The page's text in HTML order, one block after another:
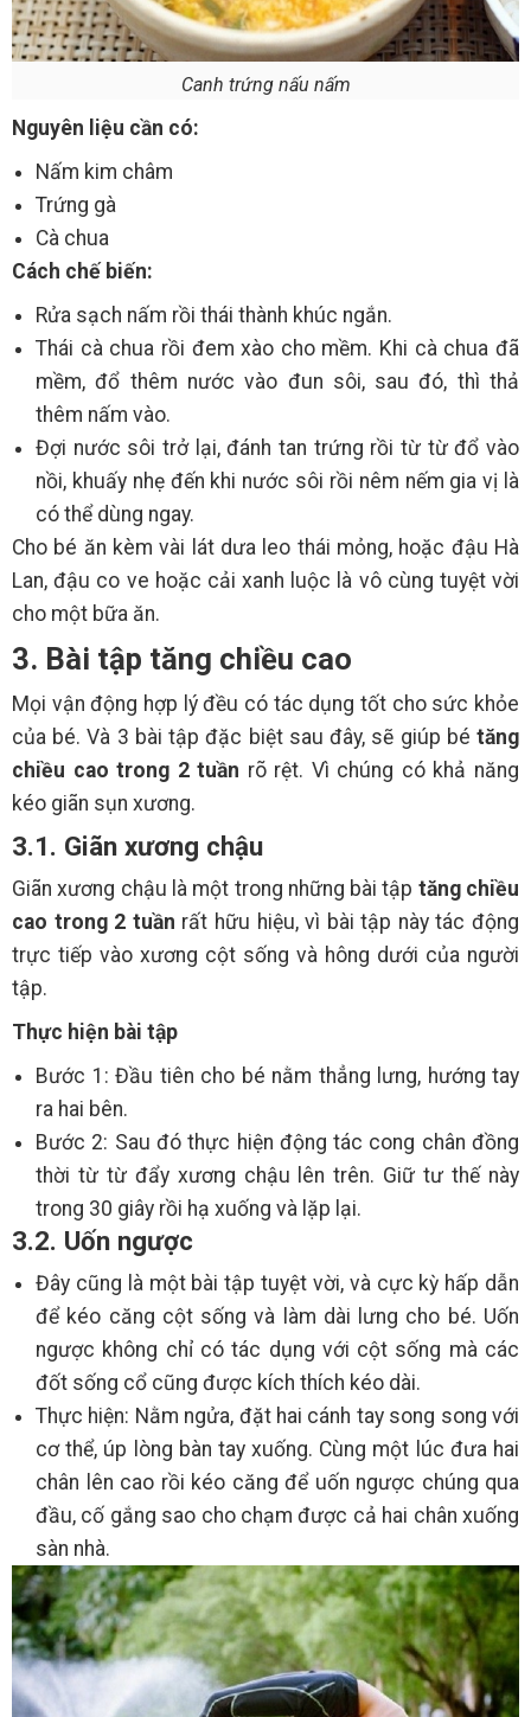
Canh trứng nấu nấm
Nguyên liệu cần có:
Nấm kim châm
Trứng gà
Cà chua
Cách chế biến:
Rửa sạch nấm rồi thái thành khúc ngắn.
Thái cà chua rồi đem xào cho mềm. Khi cà chua đã
mềm, đổ thêm nước vào đun sôi, sau đó, thì thả
thêm nấm vào.
Đợi nước sôi trở lại, đánh tan trứng rồi từ từ đổ vào
nồi, khuấy nhẹ đến khi nước sôi rồi nêm nếm gia vị là
có thể dùng ngay.
Cho bé ăn kèm vài lát dưa leo thái mỏng, hoặc đậu Hà
Lan, đậu co ve hoặc cải xanh luộc là vô cùng tuyệt vời
cho một bữa ăn.
3. Bài tập tăng chiều cao
Mọi vận động hợp lý đều có tác dụng tốt cho sức khỏe
của bé. Và 3 bài tập đặc biệt sau đây, sẽ giúp bé tăng
chiều cao trong 2 tuần rõ rệt. Vì chúng có khả năng
kéo giãn sụn xương.
3.1. Giãn xương chậu
Giãn xương chậu là một trong những bài tập tăng chiều
cao trong 2 tuần rất hữu hiệu, vì bài tập này tác động
trực tiếp vào xương cột sống và hông dưới của người
tập.
Thực hiện bài tập
Bước 1: Đầu tiên cho bé nằm thẳng lưng, hướng tay
ra hai bên.
Bước 2: Sau đó thực hiện động tác cong chân đồng
thời từ từ đẩy xương chậu lên trên. Giữ tư thế này
trong 30 giây rồi hạ xuống và lặp lại.
3.2. Uốn ngược
Đây cũng là một bài tập tuyệt vời, và cực kỳ hấp dẫn
để kéo căng cột sống và làm dài lưng cho bé. Uốn
ngược không chỉ có tác dụng với cột sống mà các
đốt sống cổ cũng được kích thích kéo dài.
Thực hiện: Nằm ngửa, đặt hai cánh tay song song với
cơ thể, úp lòng bàn tay xuống. Cùng một lúc đưa hai
chân lên cao rồi kéo căng để uốn ngược chúng qua
đầu, cố gắng sao cho chạm được cả hai chân xuống
sàn nhà.